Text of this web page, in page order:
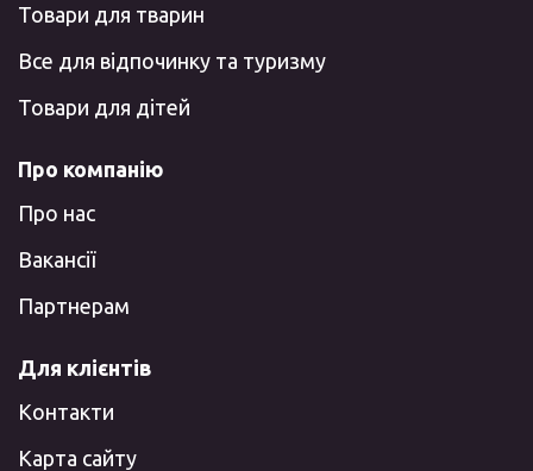
Товари для тварин
Все для відпочинку та туризму
Товари для дітей
Про компанію
Про нас
Вакансії
Партнерам
Для клієнтів
Контакти
Карта сайту